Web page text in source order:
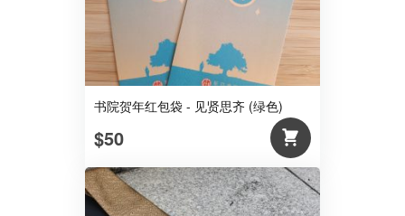
书院贺年红包袋 - 见贤思齐 (绿色)
$50